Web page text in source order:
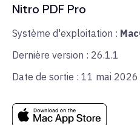
Nitro PDF Pro
Système d'exploitation :
Dernière version : 26.1.1
Date de sortie : 11 mai 2026